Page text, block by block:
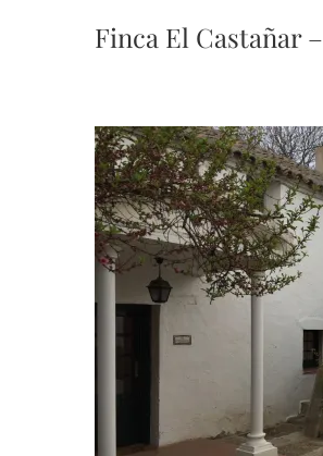
Finca El Castañar